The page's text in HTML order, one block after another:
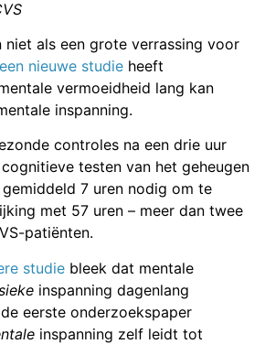
niet als een grote verrassing voor
een nieuwe studie heeft
vermoeidheid lang kan
inspanning.
controles na een drie uur
testen van het geheugen
7 uren nodig om te
met 57 uren – meer dan twee
patiënten.
studie bleek dat mentale
inspanning dagenlang
eerste onderzoekspaper
inspanning zelf leidt tot